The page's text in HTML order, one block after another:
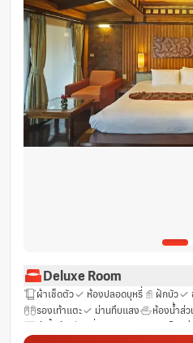
Deluxe Room
ผ้าเช็ดตัว ห้องปลอดบุหรี่ ฝักบัว
รองเท้าแตะ
ม่านทึบแสง ห้องน้ำส่
ตู้เสื้อผ้า
ไดร์เป่